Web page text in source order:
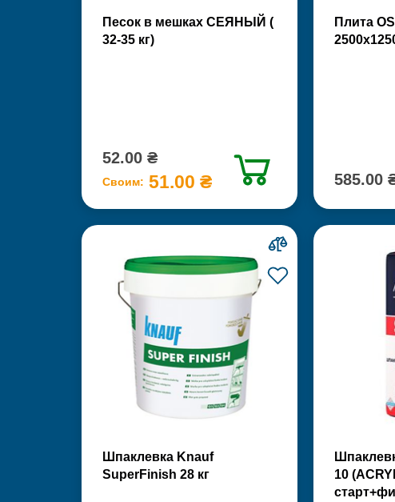
Песок в мешках СЕЯНЫЙ (
32-35 кг)
52.00 ₴
Своим: 51.00 ₴
Плита
585.00
Шпаклевка Knauf
SuperFinish 28 кг
10